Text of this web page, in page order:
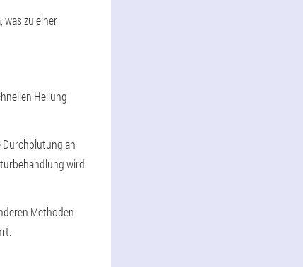
zu einer
Heilung
Durchblutung an
wird
Methoden